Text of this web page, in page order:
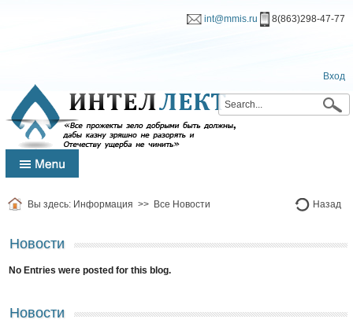
int@mmis.ru 8(863)298-47-77
Вход
Вы здесь: Информация >> Все Новости Назад
Новости
No Entries were posted for this blog.
Новости